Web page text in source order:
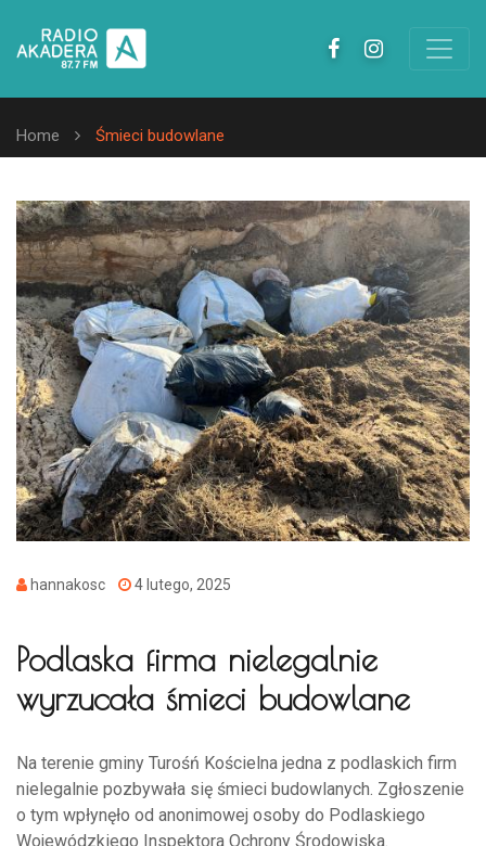
Home Śmieci budowlane
hannakosc 4 lutego, 2025
Podlaska firma nielegalnie
wyrzucała śmieci budowlane
Na terenie gminy Turośń Kościelna jedna z podlaskich firm
nielegalnie pozbywała się śmieci budowlanych. Zgłoszenie
o tym wpłynęło od anonimowej osoby do Podlaskiego
Wojewódzkiego Inspektora Ochrony Środowiska.